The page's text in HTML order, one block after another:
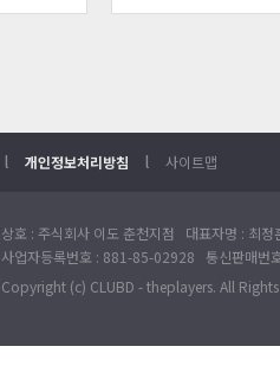
l 개인정보처리방침 l 사이트맵
상호 : 주식회사 이도 춘천지점 대표자명 : 최
사업자등록번호 : 881-85-02928 통신판매번
Copyright (c) CLUBD - theplayers. All